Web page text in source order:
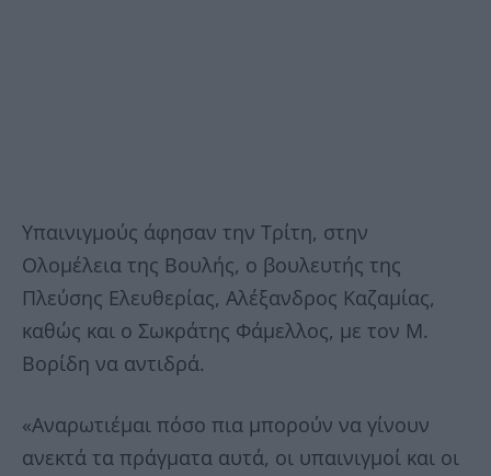
Υπαινιγμούς άφησαν την Τρίτη, στην
Ολομέλεια της Βουλής, ο βουλευτής της
Πλεύσης Ελευθερίας, Αλέξανδρος Καζαμίας,
καθώς και ο Σωκράτης Φάμελλος, με τον Μ.
Βορίδη να αντιδρά.
«Αναρωτιέμαι πόσο πια μπορούν να γίνουν
ανεκτά τα πράγματα αυτά, οι υπαινιγμοί και οι